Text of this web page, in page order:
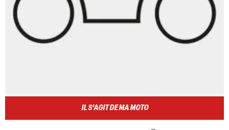
IL S'AGIT DE MA MOTO